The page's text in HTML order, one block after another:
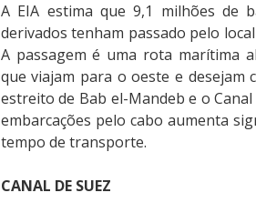
A EIA estima que 9,1 milhões de
derivados tenham passado pelo
A passagem é uma rota marítima
que viajam para o oeste e
estreito de Bab el-Mandeb e o
embarcações pelo cabo aumenta
tempo de transporte.
CANAL DE SUEZ